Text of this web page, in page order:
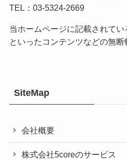
TEL：03-5324-2669
当ホームページに記載されて
といったコンテンツなどの無断
SiteMap
会社概要
株式会社5coreのサービス